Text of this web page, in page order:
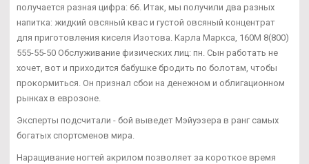
получается разная цифра: 66. Итак, мы получили два разных
напитка: жидкий овсяный квас и густой овсяный концентрат
для приготовления киселя Изотова. Карла Маркса, 160М 8(800)
555-55-50 Обслуживание физических лиц: пн. Сын работать не
хочет, вот и приходится бабушке бродить по болотам, чтобы
прокормиться. Он признал сбои на денежном и облигационном
рынках в еврозоне.
Эксперты подсчитали - бой выведет Мэйуэзера в ранг самых
богатых спортсменов мира.
Наращивание ногтей акрилом позволяет за короткое время